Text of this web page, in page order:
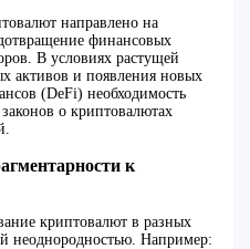
направлено на
финансовых
В условиях растущей
активов и появления новых
(DeFi) необходимость
о криптовалютах
к
криптовалют в разных
неоднородностью. Например: